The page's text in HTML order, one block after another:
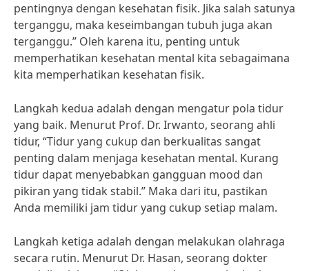
pentingnya dengan kesehatan fisik. Jika salah satunya
terganggu, maka keseimbangan tubuh juga akan
terganggu.” Oleh karena itu, penting untuk
memperhatikan kesehatan mental kita sebagaimana
kita memperhatikan kesehatan fisik.
Langkah kedua adalah dengan mengatur pola tidur
yang baik. Menurut Prof. Dr. Irwanto, seorang ahli
tidur, “Tidur yang cukup dan berkualitas sangat
penting dalam menjaga kesehatan mental. Kurang
tidur dapat menyebabkan gangguan mood dan
pikiran yang tidak stabil.” Maka dari itu, pastikan
Anda memiliki jam tidur yang cukup setiap malam.
Langkah ketiga adalah dengan melakukan olahraga
secara rutin. Menurut Dr. Hasan, seorang dokter